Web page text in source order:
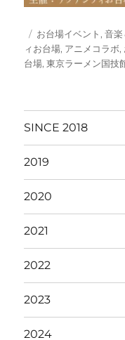
投
稿
日:
カ
テ
ゴ
お台場イベント ,音楽
ィお台場, アニメコラボ,
台場,東京ラーメン国技
SINCE 2018
2019
2020
2021
2022
2023
2024